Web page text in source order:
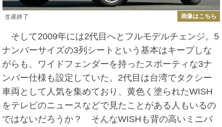
生産終了 画像はこちら
そして2009年には2代目へとフルモデルチェンジ。5
ナンバーサイズの3列シートという基本はキープしな
がらも、ワイドフェンダーを持ったスポーティな3ナ
ンバー仕様も設定していた。2代目は台湾でタクシー
車両として人気を集めており、黄色く塗られたWISH
をテレビのニュースなどで見たことがある人もいるの
ではないだろうか？ そんなWISHも背の高いミニバ